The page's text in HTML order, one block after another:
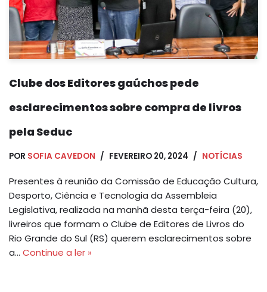
Clube dos Editores gaúchos pede
esclarecimentos sobre compra de livros
pela Seduc
POR SOFIA CAVEDON FEVEREIRO 20, 2024 NOTÍCIAS
Presentes à reunião da Comissão de Educação Cultura,
Desporto, Ciência e Tecnologia da Assembleia
Legislativa, realizada na manhã desta terça-feira (20),
livreiros que formam o Clube de Editores de Livros do
Rio Grande do Sul (RS) querem esclarecimentos sobre
a… Continue a ler »